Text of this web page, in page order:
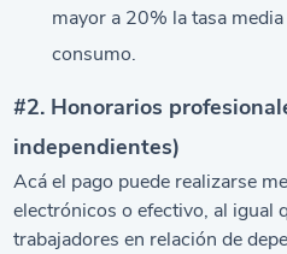
mayor a 20% la tasa
consumo.
#2. Honorarios
independientes)
Acá el pago puede realizarse
electrónicos o efectivo, al igual
trabajadores en relación de